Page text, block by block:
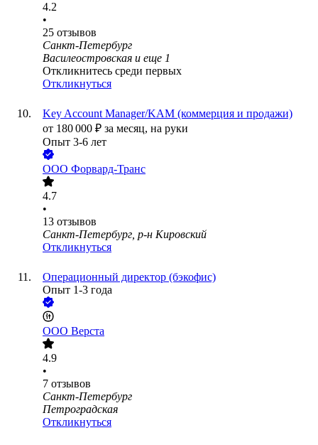
4.2
•
25 отзывов
Санкт-Петербург
Василеостровская и еще 1
Откликнитесь среди первых
Откликнуться
Key Account Manager/KAM (коммерция и продажи)
от 180 000 ₽ за месяц, на руки
Опыт 3-6 лет
ООО Форвард-Транс
4.7
•
13 отзывов
Санкт-Петербург, р-н Кировский
Откликнуться
Операционный директор (бэкофис)
Опыт 1-3 года
ООО Верста
4.9
•
7 отзывов
Санкт-Петербург
Петроградская
Откликнуться